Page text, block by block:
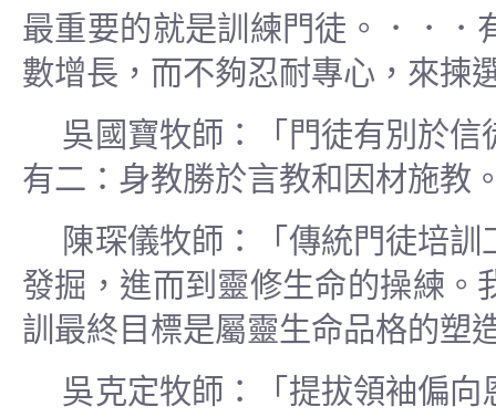
最重要的就是訓練門徒。．．．
數增長，而不夠忍耐專心，來揀
吳國寶牧師：「門徒有別於
有二：身教勝於言教和因材施教
陳琛儀牧師：「傳統門徒培
發掘，進而到靈修生命的操練。
訓最終目標是屬靈生命品格的塑
吳克定牧師：「提拔領袖偏